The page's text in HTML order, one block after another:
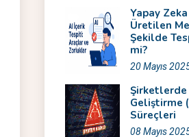
Yapay
Üretilen
Şekilde
mi?
20 Mayıs
Şirketlerde
Geliştirme
Süreçleri
08 Mayıs